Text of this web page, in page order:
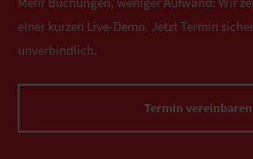
einer kurzen Live-Demo. Jetzt Termin
unverbindlich.
Termin vereinbaren